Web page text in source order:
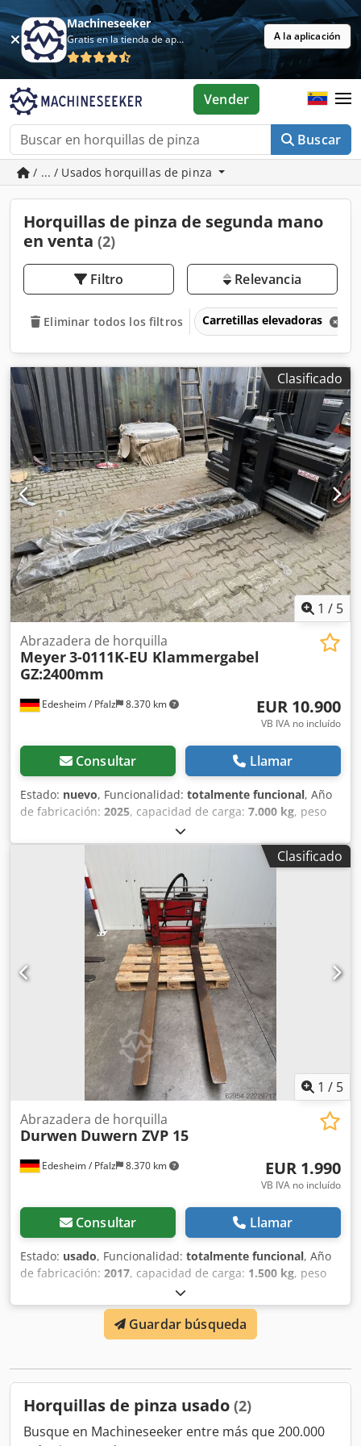
Machineseeker
Gratis en la tienda de aplicaciones A la aplicación
Buscar
Vender
/ ... / Usados horquillas de pinza
Horquillas de pinza de segunda mano
en venta (2)
Filtro Relevancia
Eliminar todos los filtros Carretillas elevadoras
Clasificado
1 / 5
Edesheim / Pfalz 8.370 km
Abrazadera de horquilla
Meyer3-0111K-EU Klammergabel
GZ:2400mm
EUR 10.900
VB IVA no incluído
Consultar Llamar
Estado: nuevo, Funcionalidad: totalmente funcional, Año
de fabricación: 2025, capacidad de carga: 7.000 kg, peso
, altura de construcción:
ancho de construcción:1.800 mm, ancho de apertura:
, Pinza para horquillas Centro de carga: 600
Clase ISO: ISO clase 4 = 5.000 - 10.000 kg Dodpezllgqefx
Aicsck Estado: Equipo nuevo Estado técnico: Nuevo
Descripción: Longitud de horquilla 2400 x 150 x 65 mm.
Capacidad de carga como porta horquillas: 7.000 kg; como
pinza: 5.000 kg. Nuevo dispositivo disponible para entrega
inmediata. Si tiene más preguntas, no dude en llamarnos.
Además de este modelo, disponemos de unos 150
vehículos industriales más en stock. Visite nuestra página
web fleischmann-foerdertechnik. Le ofrecemos opciones
de leasing y financiación y podemos solicitar un envío
económico para usted. También aceptamos equipos Linde
como parte de pago, incluso si no compra una máquina
con nosotros. Las horas de funcionamiento indicadas
corresponden a la fecha de publicación. Venta previa,
modificaciones y errores reservados.
Clasificado
1 / 5
Edesheim / Pfalz 8.370 km
Abrazadera de horquilla
Durwen Duwern ZVP 15
EUR 1.990
VB IVA no incluído
Consultar Llamar
Estado: usado, Funcionalidad: totalmente funcional, Año
de fabricación: 2017, capacidad de carga: 1.500 kg, peso
, ancho de construcción:
Horquilla de sujeción Centro de gravedad de la carga: 500
Clase ISO: Clase ISO 2 = 1.000 - 2.500 kg Estado: Lista para
su uso y completamente funcional Estado técnico: bueno
pregunta, no dude en llamarnos. Además de este modelo,
manipulación de materiales en stock. Eche un vistazo a
nuestra página web, fleischmann-foerdertechnik, para
obtener más información. Estaremos encantados de
Guardar búsqueda
Horquillas de pinza usado (2)
Busque en Machineseeker entre más que 200.000